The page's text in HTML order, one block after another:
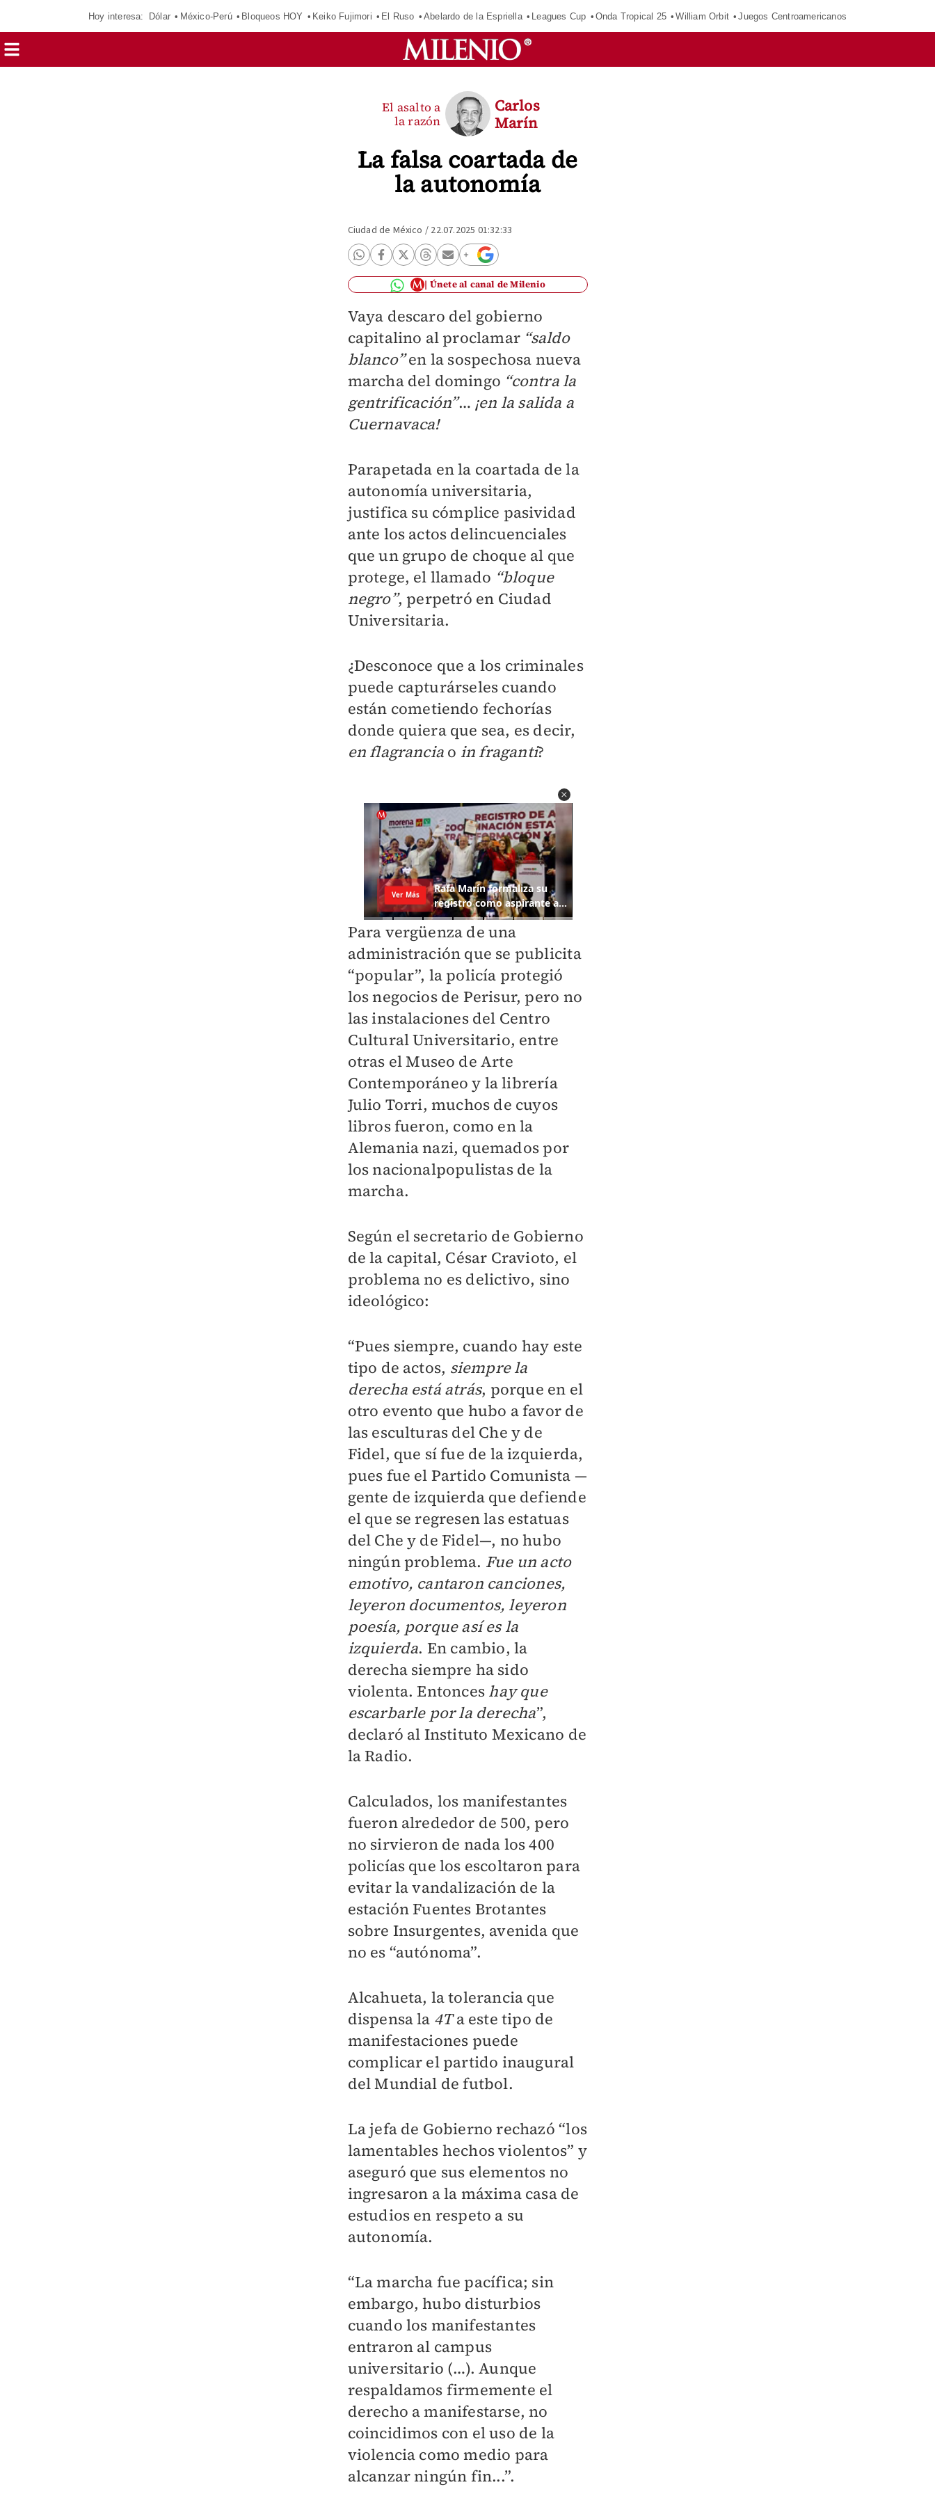
Hoy interesa: Dólar México-Perú Bloqueos HOY Keiko Fujimori El Ruso Abelardo de la Espriella Leagues Cup Onda Tropical 25 William Orbit Juegos Centroamericanos
La falsa coartada de
la autonomía
El asalto a
la razón
Carlos
Marín
Ciudad de México / 22.07.2025 01:32:33
Únete al canal de Milenio
Vaya descaro del gobierno
capitalino al proclamar “saldo
blanco”en la sospechosa nueva
marcha del domingo “contra la
gentrificación”… ¡en la salida a
Cuernavaca!
Parapetada en la coartada de la
autonomía universitaria,
justifica su cómplice pasividad
ante los actos delincuenciales
que un grupo de choque al que
protege, el llamado “bloque
negro”, perpetró en Ciudad
Universitaria.
¿Desconoce que a los criminales
puede capturárseles cuando
están cometiendo fechorías
donde quiera que sea, es decir,
en flagrancia o in fraganti?
Para vergüenza de una
administración que se publicita
“popular”, la policía protegió
los negocios de Perisur, pero no
las instalaciones del Centro
Cultural Universitario, entre
otras el Museo de Arte
Contemporáneo y la librería
Julio Torri, muchos de cuyos
libros fueron, como en la
Alemania nazi, quemados por
los nacionalpopulistas de la
marcha.
Según el secretario de Gobierno
de la capital, César Cravioto, el
problema no es delictivo, sino
ideológico:
“Pues siempre, cuando hay este
tipo de actos, siempre la
derecha está atrás, porque en el
otro evento que hubo a favor de
las esculturas del Che y de
Fidel, que sí fue de la izquierda,
pues fue el Partido Comunista —
gente de izquierda que defiende
el que se regresen las estatuas
del Che y de Fidel—, no hubo
ningún problema. Fue un acto
emotivo, cantaron canciones,
leyeron documentos, leyeron
poesía, porque así es la
izquierda. En cambio, la
derecha siempre ha sido
violenta. Entonces hay que
escarbarle por la derecha”,
declaró al Instituto Mexicano de
la Radio.
Calculados, los manifestantes
fueron alrededor de 500, pero
no sirvieron de nada los 400
policías que los escoltaron para
evitar la vandalización de la
estación Fuentes Brotantes
sobre Insurgentes, avenida que
no es “autónoma”.
Alcahueta, la tolerancia que
dispensa la 4Ta este tipo de
manifestaciones puede
complicar el partido inaugural
del Mundial de futbol.
La jefa de Gobierno rechazó “los
lamentables hechos violentos” y
aseguró que sus elementos no
ingresaron a la máxima casa de
estudios en respeto a su
autonomía.
“La marcha fue pacífica; sin
embargo, hubo disturbios
cuando los manifestantes
entraron al campus
universitario (…). Aunque
respaldamos firmemente el
derecho a manifestarse, no
coincidimos con el uso de la
violencia como medio para
alcanzar ningún fin...”.